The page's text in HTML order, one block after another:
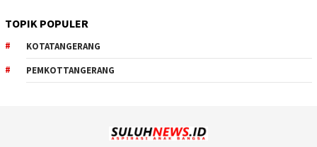
TOPIK POPULER
KOTATANGERANG
PEMKOTTANGERANG